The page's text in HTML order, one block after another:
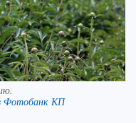
Фотобанк КП